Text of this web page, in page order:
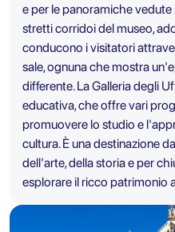
e per le panoramiche vedute
stretti corridoi del museo,
conducono i visitatori
sale, ognuna che mostra
differente. La Galleria degli
educativa, che offre vari
promuovere lo studio e
cultura. È una destinazione
dell'arte, della storia e per
esplorare il ricco patrimonio